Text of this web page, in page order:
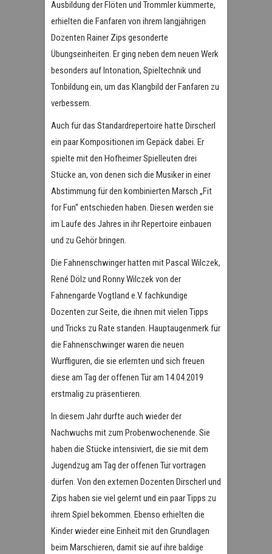
Ausbildung der Flöten und Trommler kümmerte,
erhielten die Fanfaren von ihrem langjährigen
Dozenten Rainer Zips gesonderte
Übungseinheiten. Er ging neben dem neuen Werk
besonders auf Intonation, Spieltechnik und
Tonbildung ein, um das Klangbild der Fanfaren zu
verbessern.
Auch für das Standardrepertoire hatte Dirscherl
ein paar Kompositionen im Gepäck dabei. Er
spielte mit den Hofheimer Spielleuten drei
Stücke an, von denen sich die Musiker in einer
Abstimmung für den kombinierten Marsch „Fit
for Fun“ entschieden haben. Diesen werden sie
im Laufe des Jahres in ihr Repertoire einbauen
und zu Gehör bringen.
Die Fahnenschwinger hatten mit Pascal Wilczek,
René Dölz und Ronny Wilczek von der
Fahnengarde Vogtland e.V. fachkundige
Dozenten zur Seite, die ihnen mit vielen Tipps
und Tricks zu Rate standen. Hauptaugenmerk für
die Fahnenschwinger waren die neuen
Wurffiguren, die sie erlernten und sich freuen
diese am Tag der offenen Tür am 14.04.2019
erstmalig zu präsentieren.
In diesem Jahr durfte auch wieder der
Nachwuchs mit zum Probenwochenende. Sie
haben die Stücke intensiviert, die sie mit dem
Jugendzug am Tag der offenen Tür vortragen
dürfen. Von den externen Dozenten Dirscherl und
Zips haben sie viel gelernt und ein paar Tipps zu
ihrem Spiel bekommen. Ebenso erhielten die
Kinder wieder eine Einheit mit den Grundlagen
beim Marschieren, damit sie auf ihre baldige